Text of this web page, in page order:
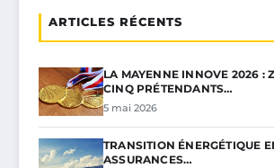
ARTICLES RÉCENTS
LA MAYENNE INNOVE 2026 :
CINQ PRÉTENDANTS…
5 mai 2026
TRANSITION ÉNERGÉTIQUE
ASSURANCES…